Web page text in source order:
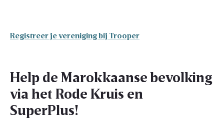
Registreer je vereniging bij Trooper
Help de Marokkaanse bevolking
via het Rode Kruis en
SuperPlus!